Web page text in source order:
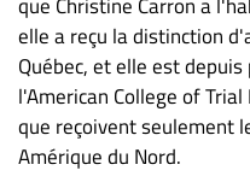
joindre
À
propos
Infolettre
S’abonner
elle a reçu la distinction
Québec, et elle est
l'American College of
que reçoivent seulement
Amérique du Nord.